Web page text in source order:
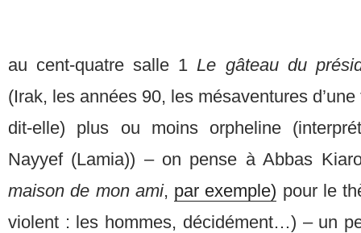
au cent-quatre salle 1 Le gâteau du
(Irak, les années 90, les mésaventures
dit-elle) plus ou moins orpheline
Nayyef (Lamia)) – on pense à Abbas
maison de mon ami, par exemple) pour le
violent : les hommes, décidément…) – un